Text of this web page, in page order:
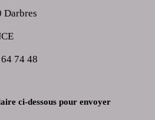
Darbres
74 48
ci-dessous pour envoyer